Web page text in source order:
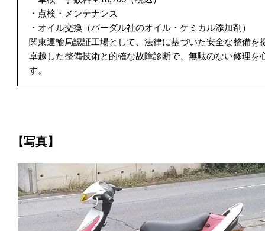
・点検・メンテナンス
・オイル交換（バーダル社のオイル・ケミカル添加剤）
関東運輸局認証工場として、法律に基づいた安全な整備を
卓越した整備技術と的確な故障診断で、無駄のない修理を
す。
【写真】